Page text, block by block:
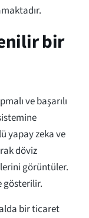
bir
ve başarılı
yapay zeka ve
döviz
görüntüler.
gösterilir.
bir ticaret